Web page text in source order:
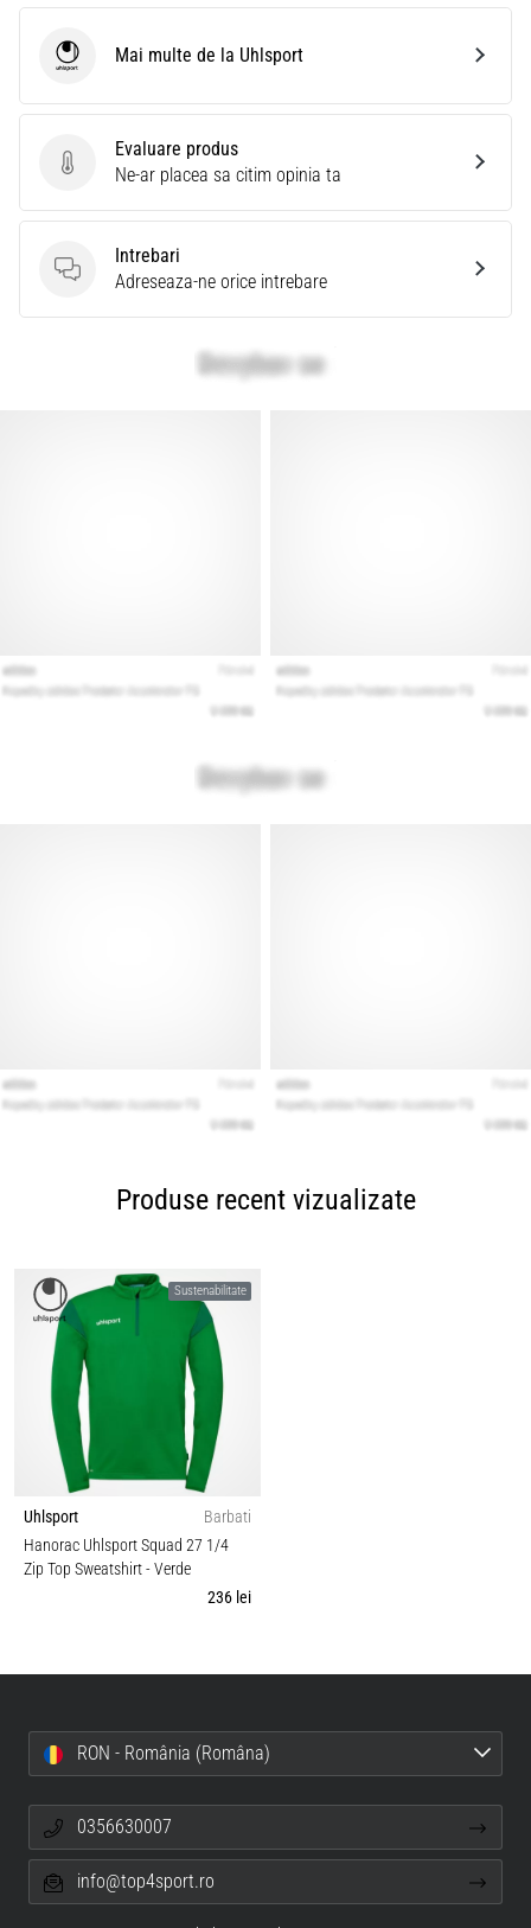
Evaluare produs
Evaluare produs
Ne-ar placea sa citim opinia ta
Intrebari
Intrebari
Adreseaza-ne orice intrebare
UhlsportMai multe de la Uhlsport
Produse recent vizualizate
Sustenabilitate
Uhlsport
Barbati
Hanorac Uhlsport Squad 27 1/4
Zip Top Sweatshirt- Verde
236 lei
RON - România (Româna)
0356630007
info@top4sport.ro